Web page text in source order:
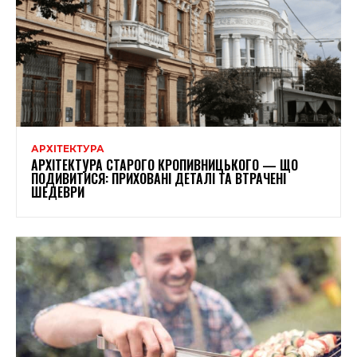
АРХІТЕКТУРА
АРХІТЕКТУРА СТАРОГО КРОПИВНИЦЬКОГО — ЩО
ПОДИВИТИСЯ: ПРИХОВАНІ ДЕТАЛІ ТА ВТРАЧЕНІ
ШЕДЕВРИ